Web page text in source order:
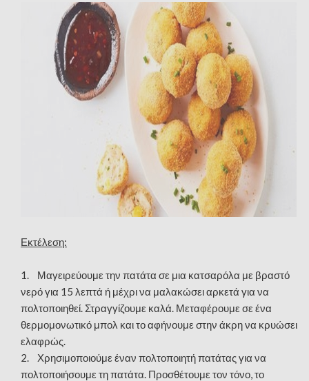
Εκτέλεση:
1. Μαγειρεύουμε την πατάτα σε μια κατσαρόλα με βραστό
νερό για 15 λεπτά ή μέχρι να μαλακώσει αρκετά για να
πολτοποιηθεί. Στραγγίζουμε καλά. Μεταφέρουμε σε ένα
θερμομονωτικό μπολ και το αφήνουμε στην άκρη να κρυώσει
ελαφρώς.
2. Χρησιμοποιούμε έναν πολτοποιητή πατάτας για να
πολτοποιήσουμε τη πατάτα. Προσθέτουμε τον τόνο, το